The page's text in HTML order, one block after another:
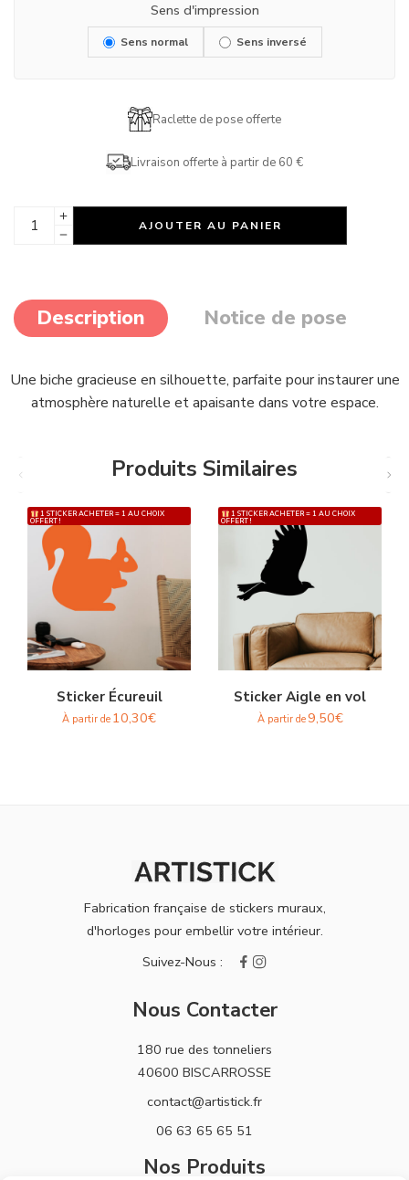
Sens d'impression
Sens normal Sens inversé
Raclette de pose offerte
Livraison offerte à partir de 60 €
AJOUTER AU PANIER
Description Notice de pose
Une biche gracieuse en silhouette, parfaite pour instaurer une
atmosphère naturelle et apaisante dans votre espace.
Produits Similaires
1 STICKER ACHETER = 1 AU CHOIX
OFFERT !
Sticker Écureuil
À partir de 10,30€
1 STICKER ACHETER = 1 AU CHOIX
OFFERT !
Sticker Aigle en vol
À partir de9,50€
Fabrication française de stickers muraux,
d'horloges pour embellir votre intérieur.
Nous Contacter
180 rue des tonneliers
40600 BISCARROSSE
contact@artistick.fr
06 63 65 65 51
Nos Produits